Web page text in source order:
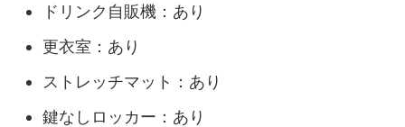
ドリンク自販機：あり
更衣室：あり
ストレッチマット：あり
鍵なしロッカー：あり